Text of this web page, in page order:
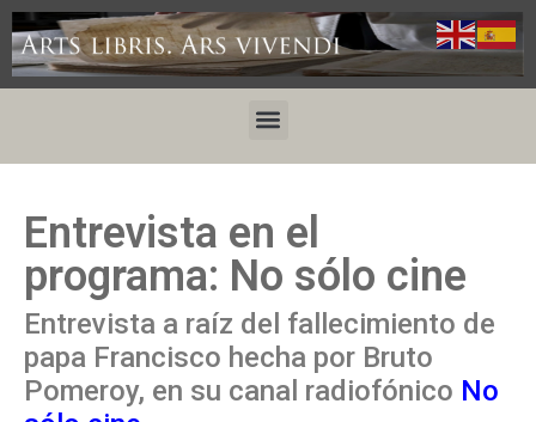
Entrevista en el
programa: No sólo cine
Entrevista a raíz del fallecimiento de
papa Francisco hecha por Bruto
Pomeroy, en su canal radiofónico No